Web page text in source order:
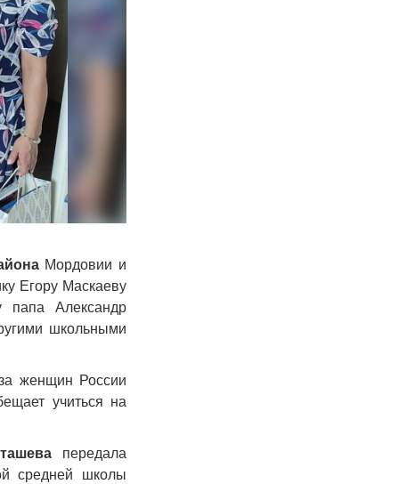
Мордовии и
Егору Маскаеву
папа Александр
школьными
женщин России
учиться на
передала
средней школы